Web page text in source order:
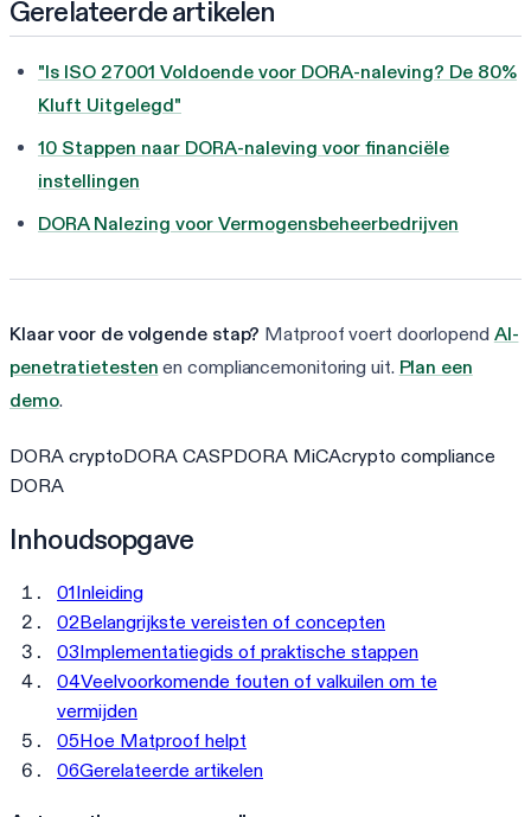
Gerelateerde artikelen
"Is ISO 27001 Voldoende voor DORA-naleving? De 80%
Kluft Uitgelegd"
10 Stappen naar DORA-naleving voor financiële
instellingen
DORA Nalezing voor Vermogensbeheerbedrijven
Klaar voor de volgende stap? Matproof voert doorlopend AI-
penetratietesten en compliancemonitoring uit. Plan een
demo.
DORA cryptoDORA CASPDORA MiCAcrypto compliance
DORA
Inhoudsopgave
01Inleiding
02Belangrijkste vereisten of concepten
03Implementatiegids of praktische stappen
04Veelvoorkomende fouten of valkuilen om te
vermijden
05Hoe Matproof helpt
06Gerelateerde artikelen